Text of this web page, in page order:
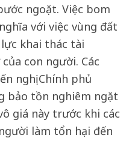
ngoặt. Việc bom
với việc vùng đất
khai thác tài
con người. Các
nghị Chính phủ
bảo tồn nghiêm ngặt
giá này trước khi các
làm tổn hại đến